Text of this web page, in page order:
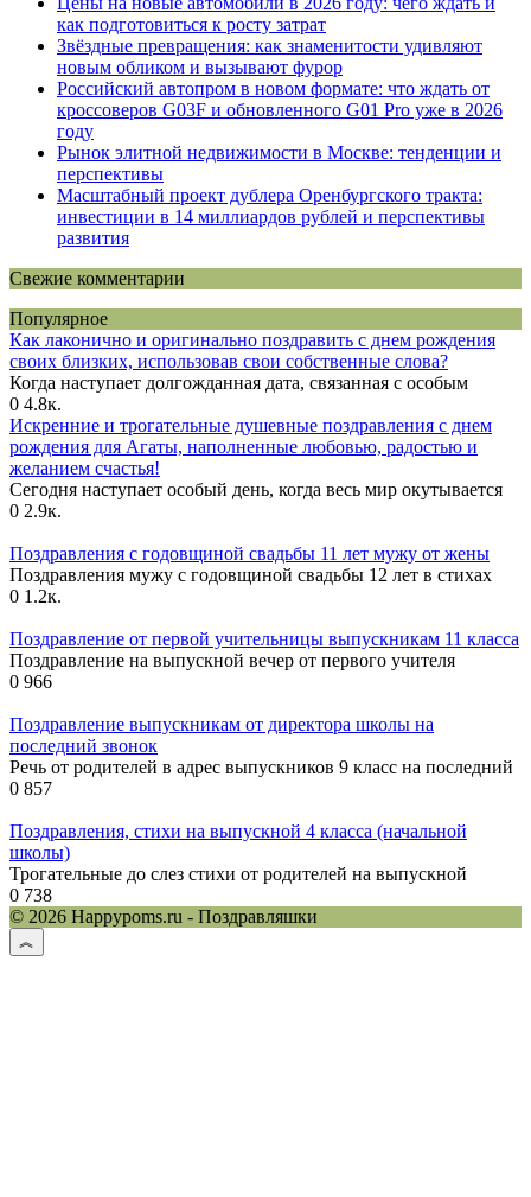
как подготовиться к росту затрат
Звёздные превращения: как знаменитости удивляют
новым обликом и вызывают фурор
Российский автопром в новом формате: что ждать от
кроссоверов G03F и обновленного G01 Pro уже в 2026
году
Рынок элитной недвижимости в Москве: тенденции и
перспективы
Масштабный проект дублера Оренбургского тракта:
инвестиции в 14 миллиардов рублей и перспективы
развития
Свежие комментарии
Популярное
Как лаконично и оригинально поздравить с днем рождения
своих близких, использовав свои собственные слова?
Когда наступает долгожданная дата, связанная с особым
0 4.8к.
Искренние и трогательные душевные поздравления с днем
рождения для Агаты, наполненные любовью, радостью и
желанием счастья!
Сегодня наступает особый день, когда весь мир окутывается
0 2.9к.
Поздравления с годовщиной свадьбы 11 лет мужу от жены
Поздравления мужу с годовщиной свадьбы 12 лет в стихах
0 1.2к.
Поздравление от первой учительницы выпускникам 11 класса
Поздравление на выпускной вечер от первого учителя
0 966
Поздравление выпускникам от директора школы на
последний звонок
Речь от родителей в адрес выпускников 9 класс на последний
0 857
Поздравления, стихи на выпускной 4 класса (начальной
школы)
Трогательные до слез стихи от родителей на выпускной
0 738
© 2026 Happypoms.ru - Поздравляшки